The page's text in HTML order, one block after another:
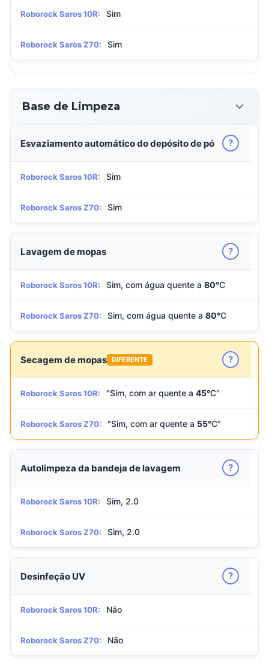
Roborock Saros 10R: Sim
Roborock Saros Z70: Sim
Base de Limpeza
Esvaziamento automático do depósito de pó ?
Roborock Saros 10R: Sim
Roborock Saros Z70: Sim
Lavagem de mopas ?
Roborock Saros 10R: Sim, com água quente a 80°C
Roborock Saros Z70: Sim, com água quente a 80°C
Secagem de mopas DIFERENTE ?
Roborock Saros 10R: "Sim, com ar quente a 45°C"
Roborock Saros Z70: "Sim, com ar quente a 55°C"
Autolimpeza da bandeja de lavagem ?
Roborock Saros 10R: Sim, 2.0
Roborock Saros Z70: Sim, 2.0
Desinfeção UV ?
Roborock Saros 10R: Não
Roborock Saros Z70: Não